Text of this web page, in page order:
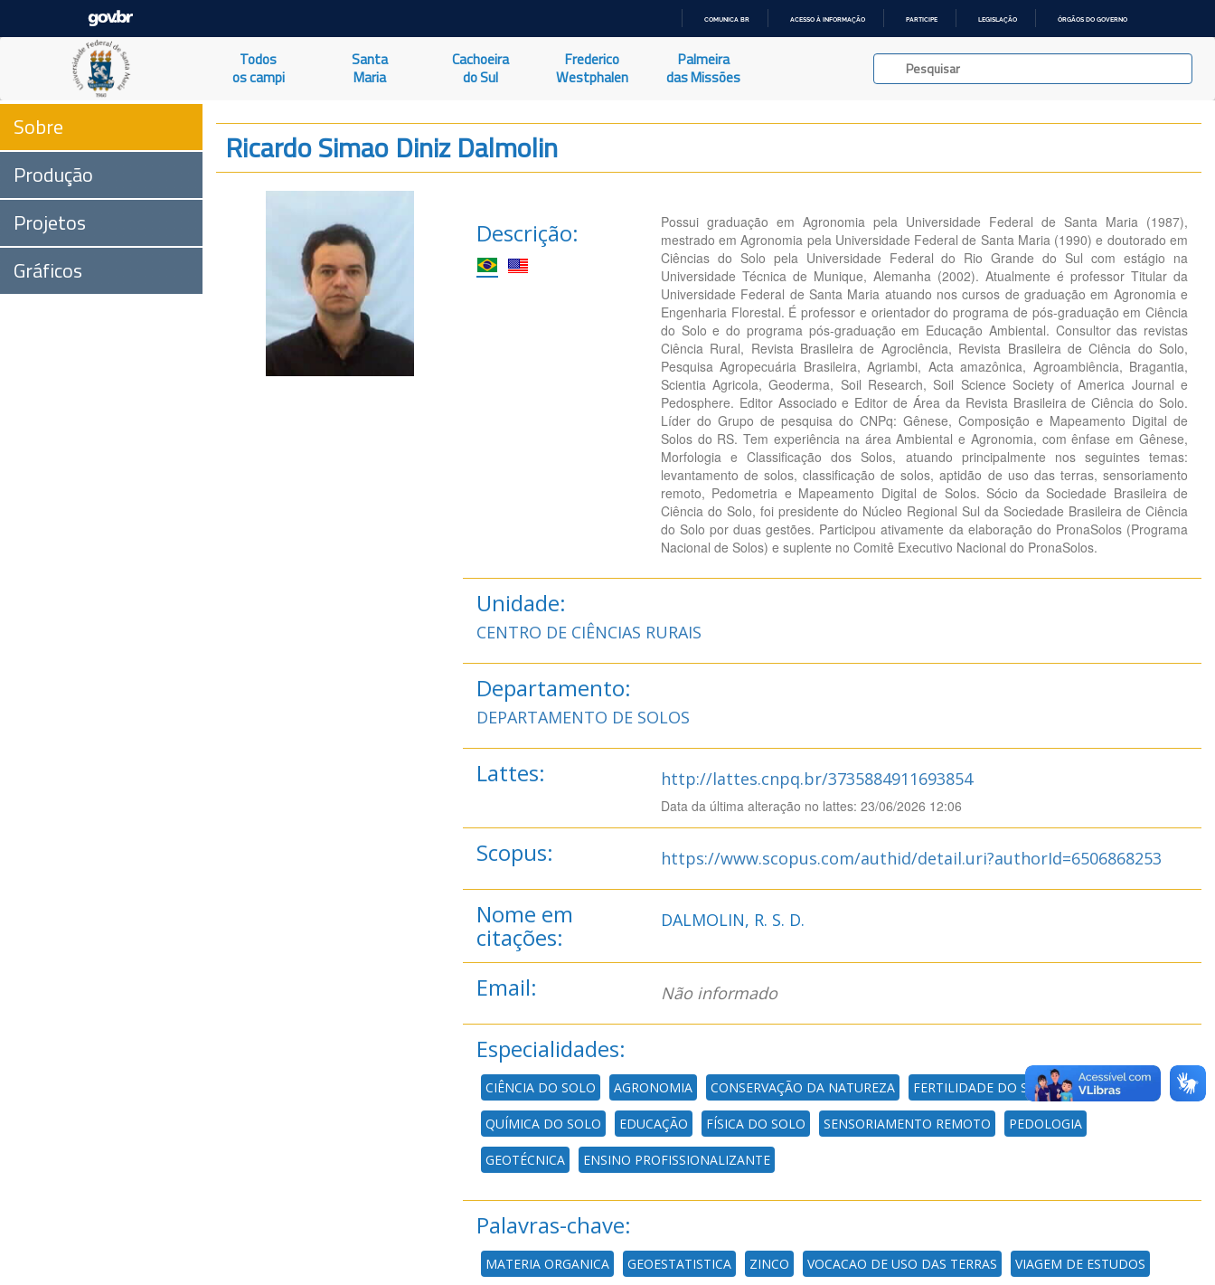
O
COMUNICA BR ACESSO À INFORMAÇÃO PARTICIPE LEGISLAÇÃO ÓRGÃOS DO GOVERNO
Todos
os campi
Santa
Maria
Cachoeira
do Sul
Frederico
Westphalen
Palmeira
das Missões
Sobre
Produção
Projetos
Gráficos
Ricardo Simao Diniz Dalmolin
Descrição:
Possui graduação em Agronomia pela Universidade Federal de Santa Maria (1987),
mestrado em Agronomia pela Universidade Federal de Santa Maria (1990) e doutorado em
Ciências do Solo pela Universidade Federal do Rio Grande do Sul com estágio na
Universidade Técnica de Munique, Alemanha (2002). Atualmente é professor Titular da
Universidade Federal de Santa Maria atuando nos cursos de graduação em Agronomia e
Engenharia Florestal. É professor e orientador do programa de pós-graduação em Ciência
do Solo e do programa pós-graduação em Educação Ambiental. Consultor das revistas
Ciência Rural, Revista Brasileira de Agrociência, Revista Brasileira de Ciência do Solo,
Pesquisa Agropecuária Brasileira, Agriambi, Acta amazônica, Agroambiência, Bragantia,
Scientia Agricola, Geoderma, Soil Research, Soil Science Society of America Journal e
Pedosphere. Editor Associado e Editor de Área da Revista Brasileira de Ciência do Solo.
Líder do Grupo de pesquisa do CNPq: Gênese, Composição e Mapeamento Digital de
Solos do RS. Tem experiência na área Ambiental e Agronomia, com ênfase em Gênese,
Morfologia e Classificação dos Solos, atuando principalmente nos seguintes temas:
levantamento de solos, classificação de solos, aptidão de uso das terras, sensoriamento
remoto, Pedometria e Mapeamento Digital de Solos. Sócio da Sociedade Brasileira de
Ciência do Solo, foi presidente do Núcleo Regional Sul da Sociedade Brasileira de Ciência
do Solo por duas gestões. Participou ativamente da elaboração do PronaSolos (Programa
Nacional de Solos) e suplente no Comitê Executivo Nacional do PronaSolos.
Unidade:
CENTRO DE CIÊNCIAS RURAIS
Departamento:
DEPARTAMENTO DE SOLOS
Lattes: http://lattes.cnpq.br/3735884911693854
Data da última alteração no lattes: 23/06/2026 12:06
Scopus: https://www.scopus.com/authid/detail.uri?authorId=6506868253
Nome em
citações:
DALMOLIN, R. S. D.
Email: Não informado
Especialidades:
CIÊNCIA DO SOLO AGRONOMIA CONSERVAÇÃO DA NATUREZA FERTILIDADE DO SOLO E ADUBAÇÃO
QUÍMICA DO SOLO EDUCAÇÃO FÍSICA DO SOLO SENSORIAMENTO REMOTO PEDOLOGIA
GEOTÉCNICA ENSINO PROFISSIONALIZANTE
Palavras-chave:
MATERIA ORGANICA GEOESTATISTICA ZINCO VOCACAO DE USO DAS TERRAS VIAGEM DE ESTUDOS